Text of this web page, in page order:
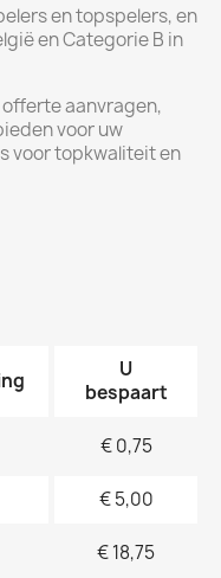
en topspelers, en
en Categorie B in
aanvragen,
voor uw
voor topkwaliteit en
U
bespaart
€ 0,75
€ 5,00
€ 18,75